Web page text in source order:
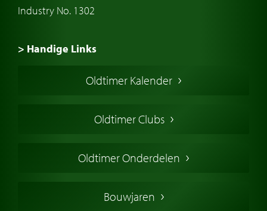
Industry No. 1302
> Handige Links
Amerikaanse oldtimers
Franse oldtimers
Oldtimer Kalender
Oldtimer Clubs
Oldtimer Onderdelen
Bouwjaren